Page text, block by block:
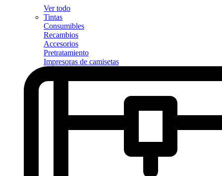
Ver todo
Tintas
Consumibles
Recambios
Accesorios
Pretratamiento
Impresoras de camisetas